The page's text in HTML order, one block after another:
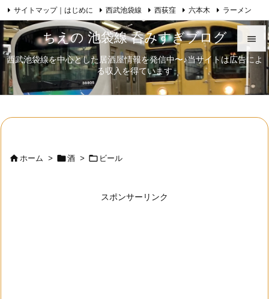
ちえの 池袋線 呑みすぎブログ
西武池袋線を中心とした居酒屋情報を発信中〜♪当サイトは広告によ
る収入を得ています


メニュ

サイトマップ｜はじめに 西武池袋線 西荻窪 六本木 ラーメン
日本酒 歌舞伎 自己紹介 RSS Feedly
ホーム > 酒 >  ビール
スポンサーリンク